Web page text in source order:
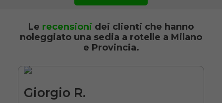
Noleggio Carrozzina
pieghevole ad autospinta
Seduta 43 cm
Le recensioni dei clienti che hanno
noleggiato una sedia a rotelle a Milano
e Provincia.
Giorgio R.